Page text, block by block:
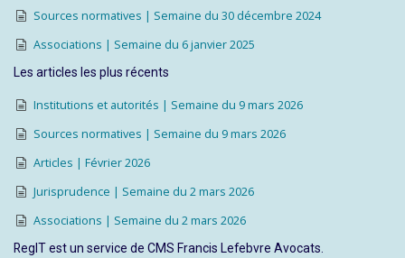
Sources normatives | Semaine du 30 décembre 2024
Associations | Semaine du 6 janvier 2025
Les articles les plus récents
Institutions et autorités | Semaine du 9 mars 2026
Sources normatives | Semaine du 9 mars 2026
Articles | Février 2026
Jurisprudence | Semaine du 2 mars 2026
Associations | Semaine du 2 mars 2026
RegIT est un service de CMS Francis Lefebvre Avocats.